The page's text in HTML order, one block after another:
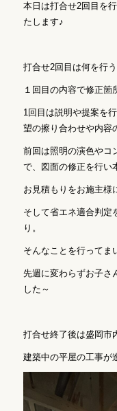
本日は打合せ2回目を
たします♪
打合せ2回目は何を行
１回目の内容で修正箇
1回目は説明や提案を
望の擦り合わせや内容
前回は照明の演色やコ
で、図面の修正を行い
お見積もりをお施主様
そして省エネ適合判定
り。
そんなことを行ってま
先週に変わらずお子さ
した～
打合せ終了後は盛岡市
建築中の平屋の工事が